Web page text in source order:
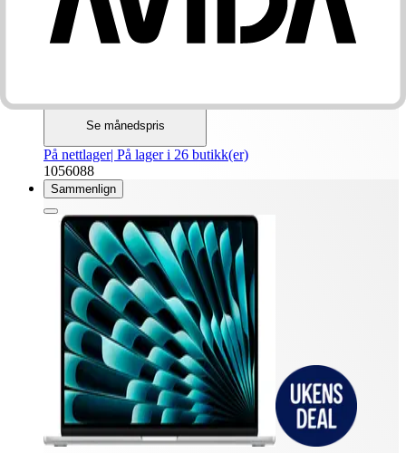
16 GB RAM, 512 GB SSD-lagring
18490.-
SPAR 1500
Før 19990.-
Se månedspris
På nettlager| På lager i 26 butikk(er)
1056088
Sammenlign